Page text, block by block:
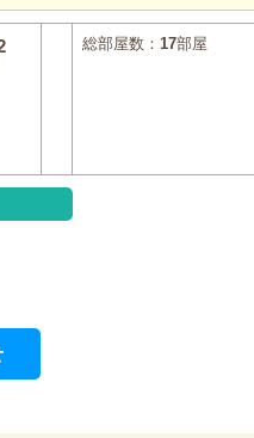
総部屋数： 17部屋